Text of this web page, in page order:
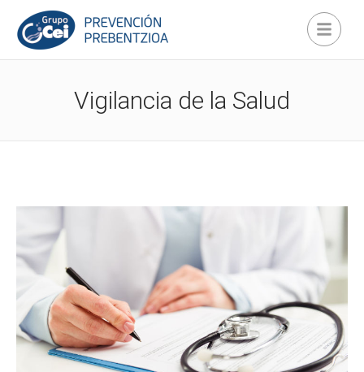
Vigilancia de la Salud